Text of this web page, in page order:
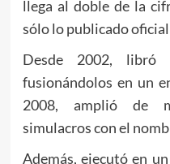
llega al doble de la
sólo lo publicado
Desde 2002,
fusionándolos en un
2008, amplió de
simulacros con el
Además, ejecutó en